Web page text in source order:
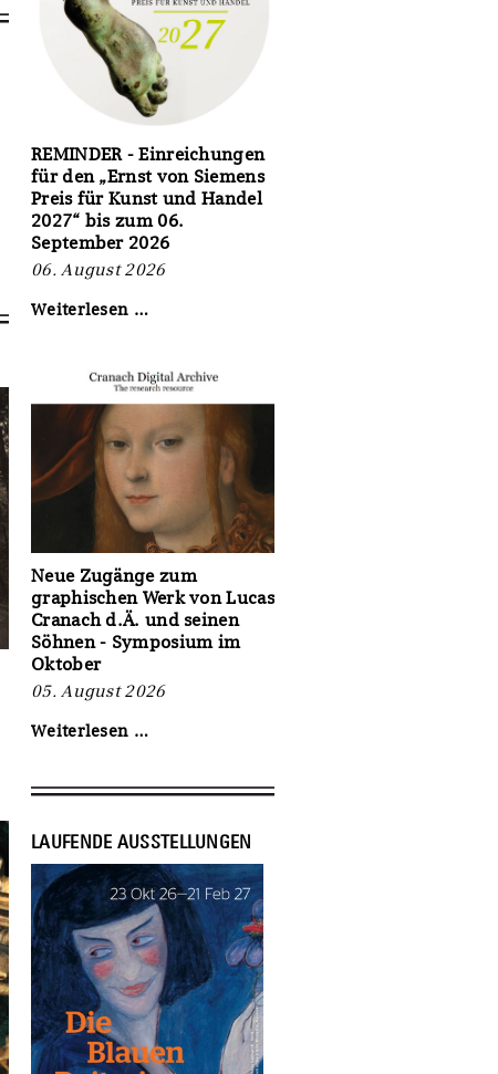
REMINDER - Einreichungen
für den „Ernst von Siemens
Preis für Kunst und Handel
2027“ bis zum 06.
September 2026
06. August 2026
Weiterlesen …REMINDER
für
den
von
Siemens
Preis
für
Kunst
und
2027“
bis
zum
06.
2026
Neue Zugänge zum
graphischen Werk von Lucas
Cranach d.Ä. und seinen
Söhnen - Symposium im
Oktober
05. August 2026
Weiterlesen …Neue
graphischen
von
Cranach
d.Ä.
und
seinen
Söhnen
-
Symposium
im
Oktober
LAUFENDE AUSSTELLUNGEN